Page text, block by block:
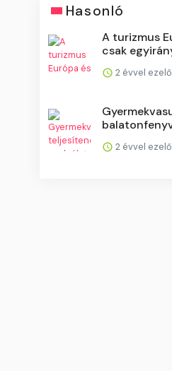
Hasonló
A turizmus
csak
2 évvel
2 évvel